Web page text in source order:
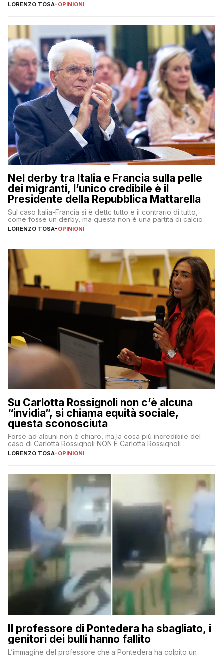
LORENZO TOSA-OPINIONI
Nel derby tra Italia e Francia sulla pelle
dei migranti, l’unico credibile è il
Presidente della Repubblica Mattarella
Sul caso Italia-Francia si è detto tutto e il contrario di tutto,
come fosse un derby, ma questa non è una partita di calcio
LORENZO TOSA-OPINIONI
Su Carlotta Rossignoli non c’è alcuna
“invidia”, si chiama equità sociale,
questa sconosciuta
Forse ad alcuni non è chiaro, ma la cosa più incredibile del
caso di Carlotta Rossignoli NON È Carlotta Rossignoli
LORENZO TOSA-OPINIONI
Il professore di Pontedera ha sbagliato, i
genitori dei bulli hanno fallito
L’immagine del professore che a Pontedera ha colpito un